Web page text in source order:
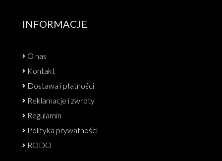
INFORMACJE
O nas
Kontakt
Dostawa i płatności
Reklamacje i zwroty
Regulamin
Polityka prywatności
RODO